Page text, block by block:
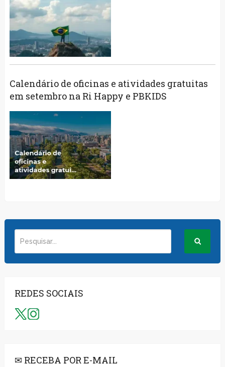
Calendário de oficinas e atividades gratuitas
em setembro na Ri Happy e PBKIDS
REDES SOCIAIS
✉ RECEBA POR E-MAIL